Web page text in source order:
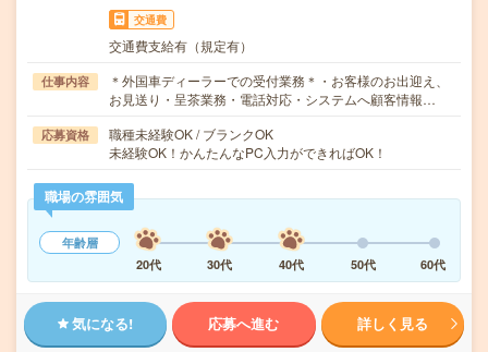
交通費
交通費支給有（規定有）
仕事内容
＊外国車ディーラーでの受付業務＊・お客様のお出迎え、
お見送り・呈茶業務・電話対応・システムへ顧客情報…
応募資格
職種未経験OK / ブランクOK
未経験OK！かんたんなPC入力ができればOK！
職場の雰囲気
年齢層
20代
30代 40代 50代 60代
気になる! 応募へ進む 詳しく見る